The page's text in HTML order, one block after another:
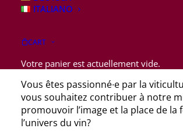
ITALIANO
CART
Votre panier est actuellement vide.
pour la viticulture suisse!
Vous êtes passionné∙e par la
vous souhaitez contribuer à notre
promouvoir l’image et la place de la
l’univers du vin?